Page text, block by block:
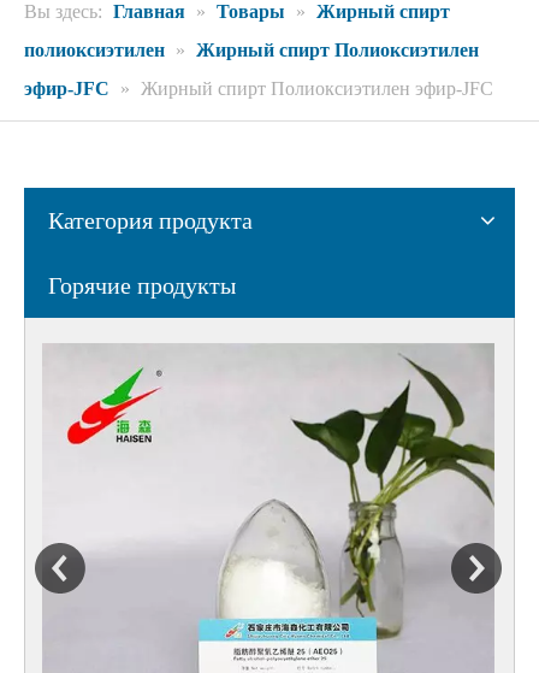
Вы здесь: Главная » Товары » Жирный спирт
полиоксиэтилен » Жирный спирт Полиоксиэтилен
эфир-JFC
» Жирный спирт Полиоксиэтилен эфир-JFC
Категория продукта
Горячие продукты